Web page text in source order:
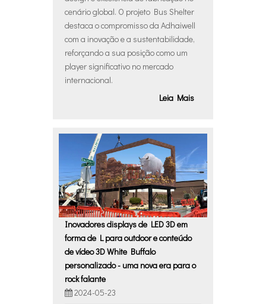
cenário global. O projeto Bus Shelter
destaca o compromisso da Adhaiwell
com a inovação e a sustentabilidade,
reforçando a sua posição como um
player significativo no mercado
internacional.
Leia Mais
Inovadores displays de LED 3D em
forma de L para outdoor e conteúdo
de vídeo 3D White Buffalo
personalizado - uma nova era para o
rock falante
2024-05-23